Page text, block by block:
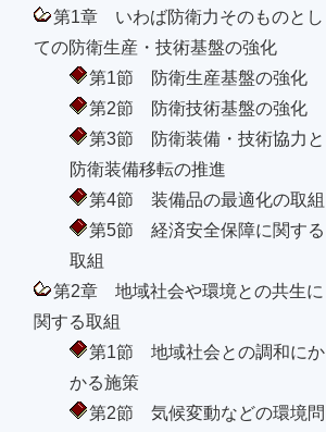
第1章 いわば防衛力そのものとし
ての防衛生産・技術基盤の強化
第1節 防衛生産基盤の強化
第2節 防衛技術基盤の強化
第3節 防衛装備・技術協力と
防衛装備移転の推進
第4節 装備品の最適化の取組
第5節 経済安全保障に関する
取組
第2章 地域社会や環境との共生に
関する取組
第1節 地域社会との調和にか
かる施策
第2節 気候変動などの環境問